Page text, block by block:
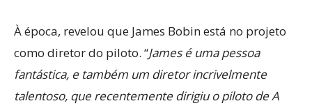
À época, revelou que James Bobin está no projeto
como diretor do piloto. “James é uma pessoa
fantástica, e também um diretor incrivelmente
talentoso, que recentemente dirigiu o piloto de A